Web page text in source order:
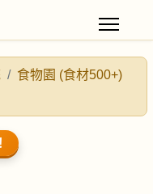
食物園 (食材500+)